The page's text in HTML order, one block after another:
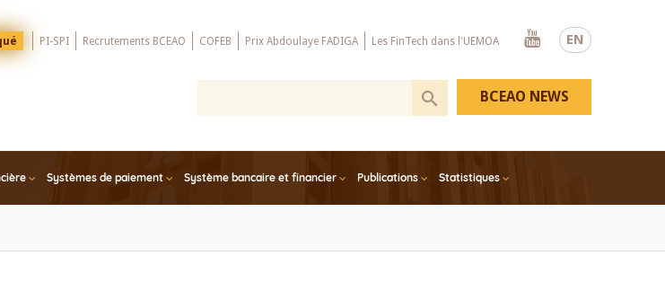
EN
PI-SPI Recrutements BCEAO COFEB Prix Abdoulaye FADIGA Les FinTech dans l'UEMOA
Youtube
Systèmes de paiement Système bancaire et financier Publications Statistiques
BCEAO NEWS